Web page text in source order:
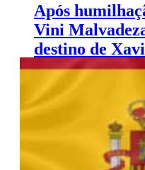
Após
Vini
destino de Xavi